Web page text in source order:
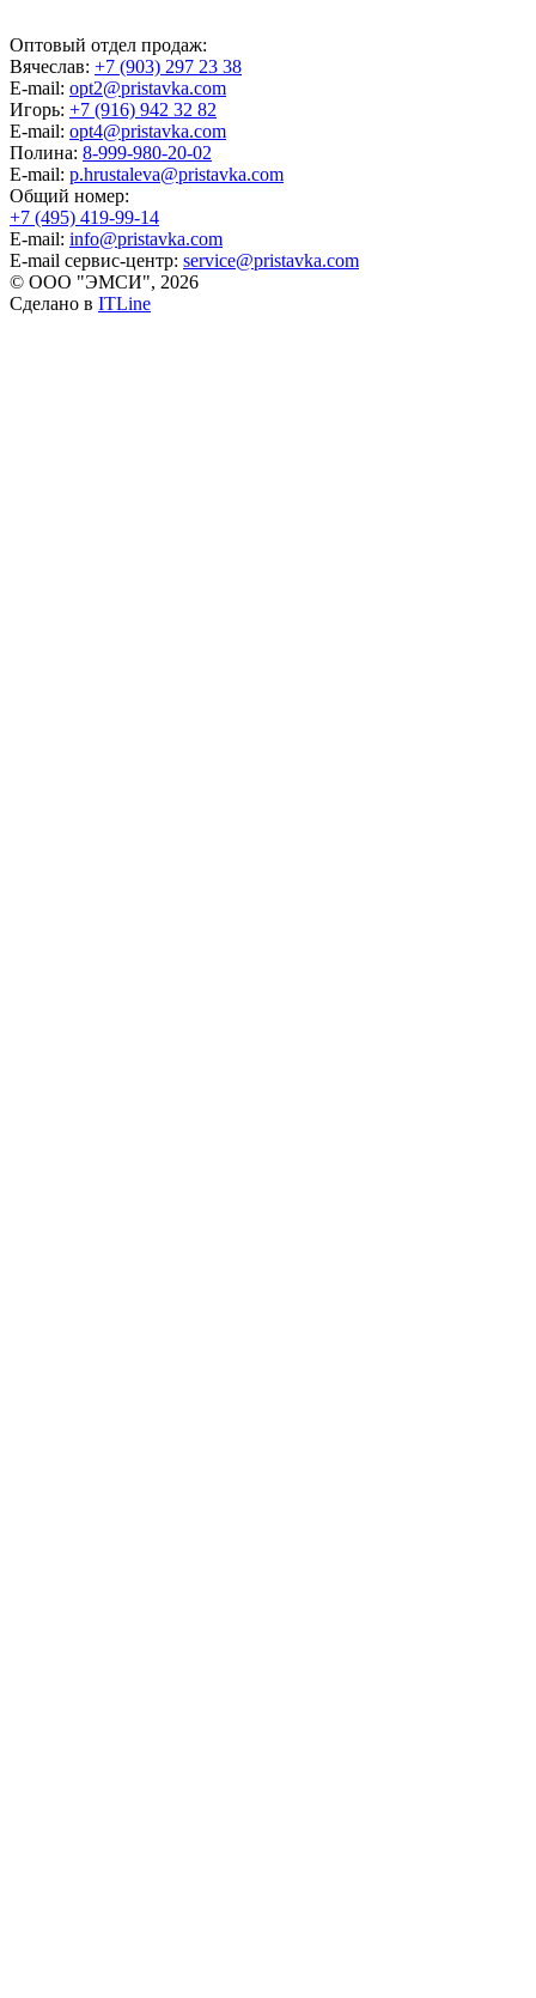
Оптовый отдел продаж:
Вячеслав: +7 (903) 297 23 38
E-mail: opt2@pristavka.com
Игорь: +7 (916) 942 32 82
E-mail: opt4@pristavka.com
Полина: 8-999-980-20-02
E-mail: p.hrustaleva@pristavka.com
Общий номер:
+7 (495) 419-99-14
E-mail: info@pristavka.com
E-mail сервис-центр: service@pristavka.com
© ООО "ЭМСИ", 2026
Сделано в ITLine